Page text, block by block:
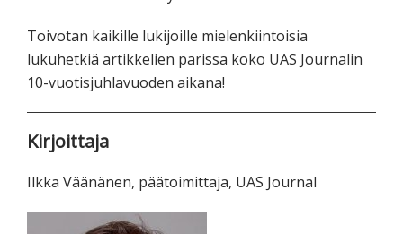
Toivotan kaikille lukijoille mielenkiintoisia
lukuhetkiä artikkelien parissa koko UAS Journalin
10-vuotisjuhlavuoden aikana!
Kirjoittaja
Ilkka Väänänen, päätoimittaja, UAS Journal